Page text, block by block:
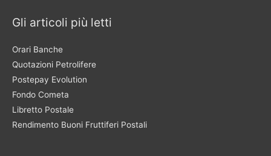
Gli articoli più letti
Orari Banche
Quotazioni Petrolifere
Postepay Evolution
Fondo Cometa
Libretto Postale
Rendimento Buoni Fruttiferi Postali